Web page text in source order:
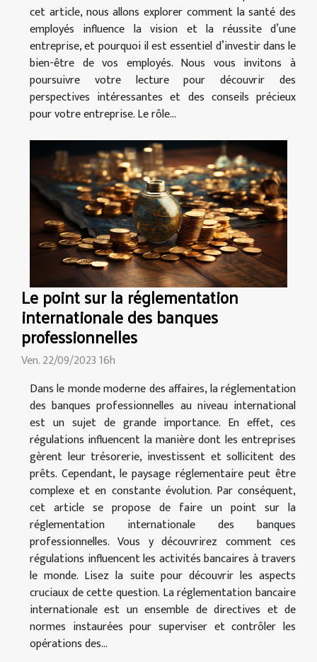
cet article, nous allons explorer comment la santé des
employés influence la vision et la réussite d’une
entreprise, et pourquoi il est essentiel d’investir dans le
bien-être de vos employés. Nous vous invitons à
poursuivre votre lecture pour découvrir des
perspectives intéressantes et des conseils précieux
pour votre entreprise. Le rôle...
Le point sur la réglementation
internationale des banques
professionnelles
Ven. 22/09/2023 16h
Dans le monde moderne des affaires, la réglementation
des banques professionnelles au niveau international
est un sujet de grande importance. En effet, ces
régulations influencent la manière dont les entreprises
gèrent leur trésorerie, investissent et sollicitent des
prêts. Cependant, le paysage réglementaire peut être
complexe et en constante évolution. Par conséquent,
cet article se propose de faire un point sur la
réglementation internationale des banques
professionnelles. Vous y découvrirez comment ces
régulations influencent les activités bancaires à travers
le monde. Lisez la suite pour découvrir les aspects
cruciaux de cette question. La réglementation bancaire
internationale est un ensemble de directives et de
normes instaurées pour superviser et contrôler les
opérations des...